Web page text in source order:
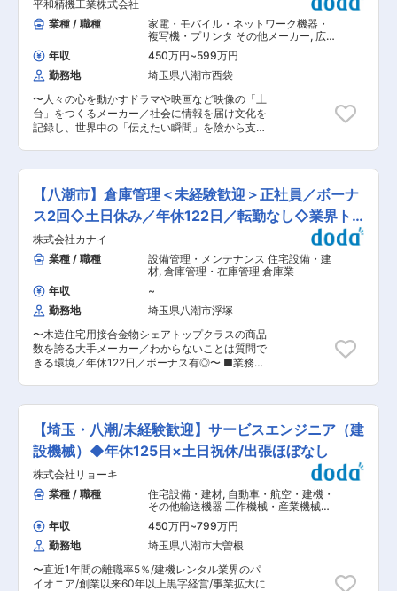
す。 ■当社の特徴／魅力： ・2020年に新社長
（40歳）となり社員とも距離が近い為、風通しの
良い会社です。小さいお子様をもつ社員が多い
為、子育て支援の特別休暇を取り入れ働きやすい
環境づくりを行っています。 ・当社が製造・販売
するエンジンオイルは国内市場において高いシェ
アを獲得。小ロット多品種での生産や短納期、新
商品開発など多種多様なご依頼にも柔軟な対応力
を持つことからも大小さまざまなメーカー、商社
・当社が選ばれる理由として、生産設備を持たな
いお客様のアイディア実現や、潤滑油を必要とす
ーディーに」「できないをできるよう柔軟に」対
応し各お客様に合った製品やサービスを提供でき
ることにあります。 変更の範囲：会社の定める業
務
の販売および提案 ・POPの作成やディスプレイな
ど ・出張販売 ■フォロー体制 入社後6ヶ月間の研
修期間があり、教育担当の先輩がつきます。店舗
での実践研修を受けながら携帯電話やサービスの
知識をつけていってください。困ったときにいつ
でも相談できる環境ですので、未経験やブランク
がある方も安心です。 ■魅力： （1）東証スタン
ダードの企業安定性 （2）豊富なキャリアパス 将
来的に販売スタッフ以外にも法人営業や広報など
のキャリアを選択することが可能です。 （3）働
き方が整う 年間休日120日、残業月平均15時間以
平和精機工業株式会社
業種 / 職種
家電・モバイル・ネットワーク機器・
複写機・プリンタ その他メーカー, 広
告・メディア法人営業（既存・ルート
セールス中心） その他代理店営業・パ
ートナーセールス
年収 450万円~599万円
勤務地
埼玉県八潮市西袋
〜人々の心を動かすドラマや映画など映像の「土
台」をつくるメーカー／社会に情報を届け文化を
記録し、世界中の「伝えたい瞬間」を陰から支え
材を、代理店・テレビ局・制作会社へ提案する法
人営業です。 既存顧客を中心に、製品説明やデモ
ンストレーションを行いながら、現場ニーズを収
集します。 ■業務詳細： ◎既存代理店・販売店へ
の営業 ◎テレビ局やプロダクションへの訪問活動
(地方出張含む) ◎展示会の出展及びアテンド業務
◎プロモーション活動 ◎見積書や報告書等の書類
作成 他 ※出張頻度：1ヶ月に1〜2回程度宿泊出
張あり ■組織構成： 営業部門は現在8名が在籍。
ご縁があった際には8名のメンバーと共に業務を
進めていただきます。 ■入社後の流れ： 入社後
は3ヶ月の試用期間で、営業部、製造部、技術部
の研修を受けて頂き、当社及び業界、製品の理解
を深めて頂きます。 希望に合わせて外部研修を受
講しさらなるスキルアップもできます。(費用は会
社負担) ■当ポジションの魅力： 現場で集めた声
ます。 部内は”顧客により良い商品を届けた
い””仲間の声を積極的に取り入れたい”という仲間
が揃っているので、あなたの声が戦略になること
もあります。 「売るだけ」ではなく、価値ある製
品を一緒に育てたい方、自身の考えやアイディア
を積極的に発信していきたい方にピッタリな環境
加工機械を保有しており、日本のモノづくりを間
近で感じて頂くことができます。 ◇国内で類のな
い自社ブランドを有したビデオカメラ用三脚メー
カーであり、世界100か国以上に販売網をもって
おります。 ◇新築の綺麗なオフィスです。壁をな
【八潮市】倉庫管理＜未経験歓迎＞正社員／ボーナ
ス2回◇土日休み／年休122日／転勤なし◇業界ト
ップ級
株式会社カナイ
業種 / 職種
設備管理・メンテナンス 住宅設備・建
材, 倉庫管理・在庫管理 倉庫業
年収
~
勤務地
埼玉県八潮市浮塚
〜木造住宅用接合金物シェアトップクラスの商品
数を誇る大手メーカー／わからないことは質問で
きる環境／年休122日／ボーナス有◎〜 ■業務内
業務 ◇フォークリフト荷役作業 ◇在庫管理業務
■入社後のキャリア： ライン作業でピッキング作
業からスタートします。フォークリフトやフロア
管理（八潮の派遣も合わせて100名）等も担いま
す。早ければ2〜3年でフロアリーダーへの昇給も
可能な環境です。 ■働きやすい環境を整備： 重
作業へのイメージがあるかと思いますが、これに
対して【腰痛対策】を実施しております。 ＜具体
例＞ ◇パレット…中華台のようなパレットに商品
を乗せると、その台が商品の重さで沈みます。そ
のため低いところまでかかまずに作業を進めるこ
とができます。 ◇台車…身長が190cmの方が台車
を押すとどうしてもかがむことになってしまう事
【埼玉・八潮/未経験歓迎】サービスエンジニア（建
設機械）◆年休125日×土日祝休/出張ほぼなし
株式会社リョーキ
業種 / 職種
住宅設備・建材, 自動車・航空・建機・
その他輸送機器 工作機械・産業機械・
ロボット
年収 450万円~799万円
勤務地
埼玉県八潮市大曽根
〜直近1年間の離職率5％/建機レンタル業界のパ
イオニア/創業以来60年以上黒字経営/事業拡大に